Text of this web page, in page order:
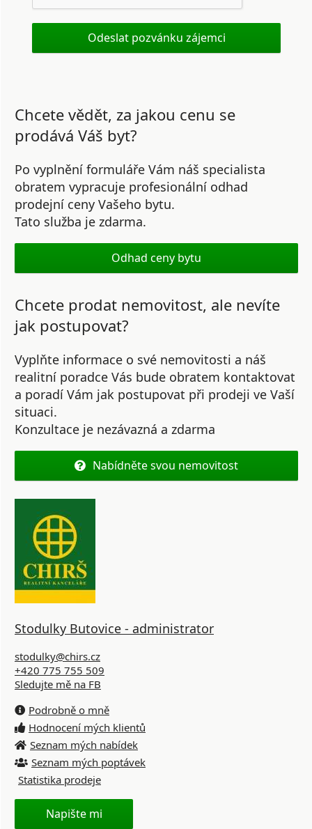
Chcete vědět, za jakou cenu se
prodává Váš byt?
Po vyplnění formuláře Vám náš specialista
obratem vypracuje profesionální odhad
prodejní ceny Vašeho bytu.
Tato služba je zdarma.
Odhad ceny bytu
Chcete prodat nemovitost, ale nevíte
jak postupovat?
Vyplňte informace o své nemovitosti a náš
realitní poradce Vás bude obratem kontaktovat
a poradí Vám jak postupovat při prodeji ve Vaší
situaci.
Konzultace je nezávazná a zdarma
Nabídněte svou nemovitost
Stodulky Butovice - administrator
stodulky@chirs.cz
+420 775 755 509
Sledujte mě na FB
Podrobně o mně
Hodnocení mých klientů
Seznam mých nabídek
Seznam mých poptávek
Statistika prodeje
Napište mi